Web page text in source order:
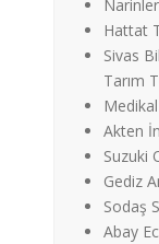
Hattat
Sivas
Tarım
Akten
Suzuki
Gediz
Sodaş
Abay